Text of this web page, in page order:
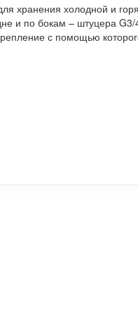
хранения холодной и
и по бокам – штуцера G3/
с помощью